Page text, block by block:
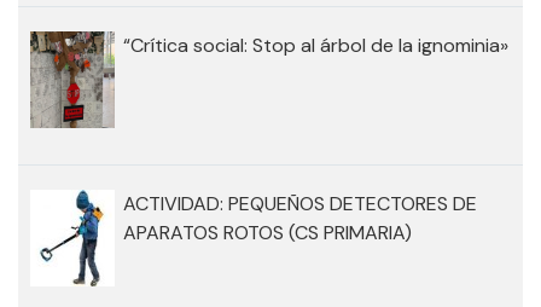
“Crítica social: Stop al árbol de la ignominia»
ACTIVIDAD: PEQUEÑOS DETECTORES DE
APARATOS ROTOS (CS PRIMARIA)